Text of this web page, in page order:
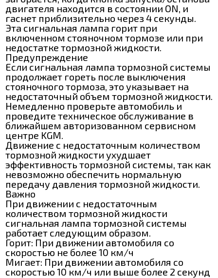
двигателя находится в состоянии ON, и
гаснет приблизительно через 4 секунды.
Эта сигнальная лампа горит при
включенном стояночном тормозе или при
недостатке тормозной жидкости.
Предупреждение
Если сигнальная лампа тормозной системы
продолжает гореть после выключения
стояночного тормоза, это указывает на
недостаточный объем тормозной жидкости.
Немедленно проверьте автомобиль и
проведите техническое обслуживание в
ближайшем авторизованном сервисном
центре KGM.
Движение с недостаточным количеством
тормозной жидкости ухудшает
эффективность тормозной системы, так как
невозможно обеспечить нормальную
передачу давления тормозной жидкости.
Важно
При движении с недостаточным
количеством тормозной жидкости
сигнальная лампа тормозной системы
работает следующим образом.
Горит: При движении автомобиля со
скоростью не более 10 км/ч
Мигает: При движении автомобиля со
скоростью 10 км/ч или выше более 2 секунд